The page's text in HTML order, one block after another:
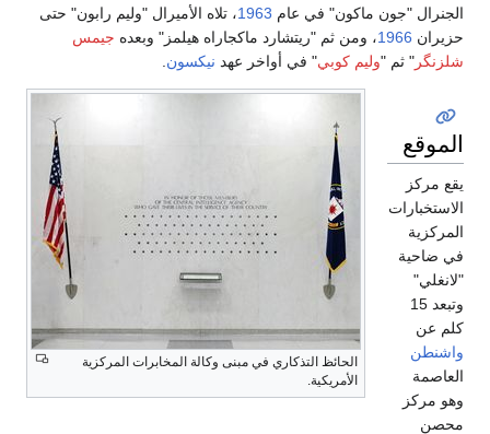
الجنرال "جون ماكون" في عام 1963، تلاه الأميرال "وليم رابون" حتى
حزيران 1966، ومن ثم "ريتشارد ماكجاراه هيلمز" وبعده جيمس
شلزنگر " ثم "وليم كوبي" في أواخر عهد نيكسون
الحائظ التذكاري في مبنى وكالة المخابرات المركزية
الأمريكية.
الموقع
يقع مركز
الاستخبارات
المركزية
في ضاحية
"لانغلي"
وتبعد 15
كلم عن
واشنطن
العاصمة
وهو مركز
محصن